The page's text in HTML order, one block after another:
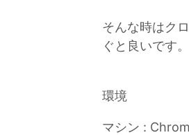
そんな時はク
ぐと良いです。
環境
マシン :